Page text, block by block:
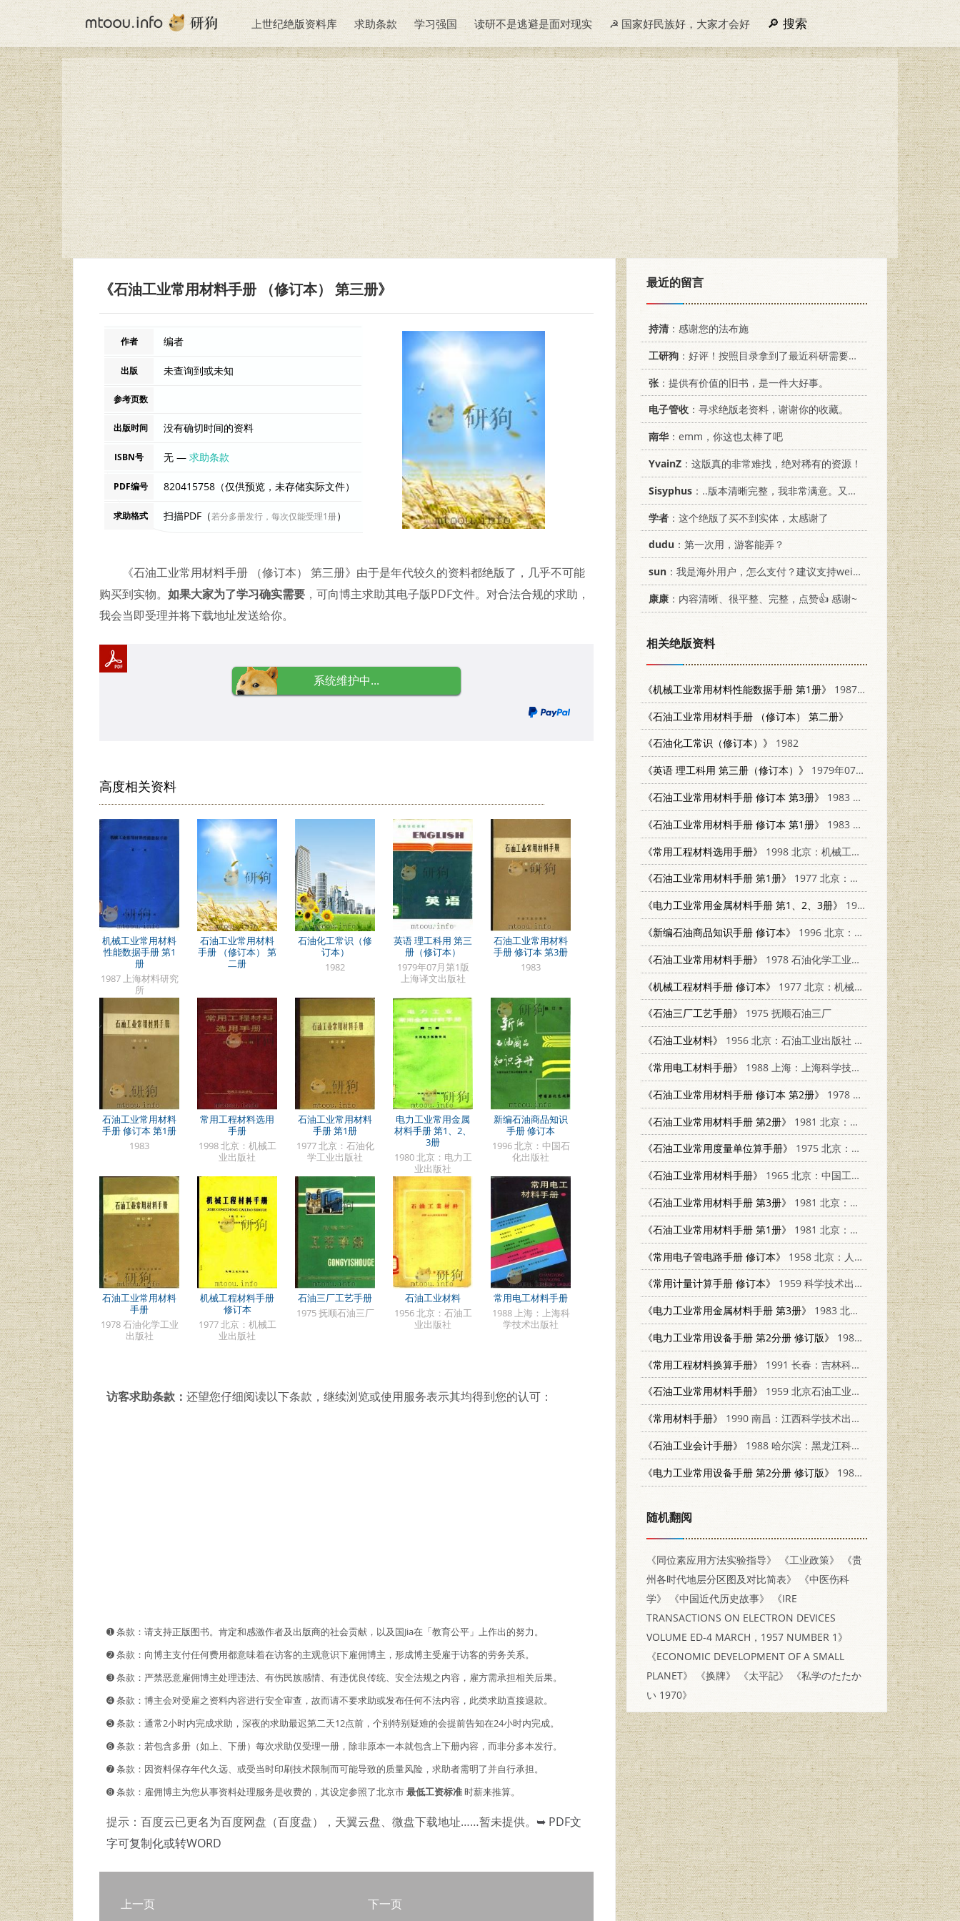
上世纪绝版资料库 求助条款 学习强国 读研不是逃避是面对现实 ☭ 国家好民族好，大家才会好 搜索
《石油工业常用材料手册 （修订本） 第三册》
作者 编者
出版 未查询到或未知
参考页数
出版时间 没有确切时间的资料
ISBN号 无 —求助条款
PDF编号 820415758（仅供预览，未存储实际文件）
求助格式 扫描PDF（若分多册发行，每次仅能受理1册）
《石油工业常用材料手册 （修订本） 第三册》由于是年代较久的资料都绝版了，几乎不可能
购买到实物。 如果大家为了学习确实需要 ，可向博主求助其电子版PDF文件。对合法合规的求助，
我会当即受理并将下载地址发送给你。
系统维护中...
高度相关资料
机械工业常用材料
性能数据手册 第1
册
1987 上海材料研究
所
石油工业常用材料
手册 （修订本） 第
二册
石油化工常识（修
订本）
1982
英语 理工科用 第三
册（修订本）
1979年07月第1版
上海译文出版社
石油工业常用材料
手册 修订本 第3册
1983
石油工业常用材料
手册 修订本 第1册
1983
常用工程材料选用
手册
1998 北京：机械工
业出版社
石油工业常用材料
手册 第1册
1977 北京：石油化
学工业出版社
电力工业常用金属
材料手册 第1、2、
3册
1980 北京：电力工
业出版社
新编石油商品知识
手册 修订本
1996 北京：中国石
化出版社
石油工业常用材料
手册
1978 石油化学工业
出版社
机械工程材料手册
修订本
1977 北京：机械工
业出版社
石油三厂工艺手册
1975 抚顺石油三厂
石油工业材料
1956 北京：石油工
业出版社
常用电工材料手册
1988 上海：上海科
学技术出版社
访客求助条款： 还望您仔细阅读以下条款，继续浏览或使用服务表示其均得到您的认可：
➊️ 条款：请支持正版图书。肯定和感激作者及出版商的社会贡献，以及国Jia在「教育公平」上作出的努力。
➋️️ 条款：向博主支付任何费用都意味着在访客的主观意识下雇佣博主，形成博主受雇于访客的劳务关系。
➌ 条款：严禁恶意雇佣博主处理违法、有伤民族感情、有违优良传统、安全法规之内容，雇方需承担相关后果。
➍ 条款：博主会对受雇之资料内容进行安全审查，故而请不要求助或发布任何不法内容，此类求助直接退款。
➎ 条款：通常2小时内完成求助，深夜的求助最迟第二天12点前，个别特别疑难的会提前告知在24小时内完成。
➏ 条款：若包含多册（如上、下册）每次求助仅受理一册，除非原本一本就包含上下册内容，而非分多本发行。
➐ 条款：因资料保存年代久远、或受当时印刷技术限制而可能导致的质量风险，求助者需明了并自行承担。
➑ 条款：雇佣博主为您从事资料处理服务是收费的，其设定参照了北京市最低工资标准时薪来推算。
提示：百度云已更名为百度网盘（百度盘），天翼云盘、微盘下载地址……暂未提供。 ➥ PDF文
字可复制化或转WORD
上一页 下一页
最近的留言
持清：感谢您的法布施
工研狗 ：好评！按照目录拿到了最近科研需要的材料！
张 ：提供有价值的旧书，是一件大好事。
电子管收 ：寻求绝版老资料，谢谢你的收藏。
南华：emm，你这也太棒了吧
YvainZ ：这版真的非常难找，绝对稀有的资源！
Sisyphus ：..版本清晰完整，我非常满意。又及，这本《话语的真相》...
学者 ：这个绝版了买不到实体，太感谢了
dudu ：第一次用，游客能弄？
sun ：我是海外用户，怎么支付？建议支持weixin支付
康康 ：内容清晰、很平整、完整，点赞👍 感谢~
相关绝版资料
《机械工业常用材料性能数据手册 第1册》
1987 上海材料研究所
《石油工业常用材料手册 （修订本） 第二册》
《石油化工常识（修订本）》
1982
《英语 理工科用 第三册（修订本）》
1979年07月第1版 上海译文出版社
《石油工业常用材料手册 修订本 第3册》
1983 15037·2081
《石油工业常用材料手册 修订本 第1册》
1983 15037·2081
《常用工程材料选用手册》
1998 北京：机械工业出版社 7111058607
《石油工业常用材料手册 第1册》
1977 北京：石油化学工业出版社
《电力工业常用金属材料手册 第1、2、3册》
1980 北京：电力工业出版社
《新编石油商品知识手册 修订本》
1996 北京：中国石化出版社 7800436128
《石油工业常用材料手册》
1978 石油化学工业出版社
《机械工程材料手册 修订本》
1977 北京：机械工业出版社
《石油三厂工艺手册》
1975 抚顺石油三厂
《石油工业材料》
1956 北京：石油工业出版社 15037·84
《常用电工材料手册》
1988 上海：上海科学技术出版社 7532306356
《石油工业常用材料手册 修订本 第2册》
1978 石油化学工业出版社 15063·63
《石油工业常用材料手册 第2册》
1981 北京：石油工业出版社 15063·油63
《石油工业常用度量单位算手册》
1975 北京：石油化学工业出版社
《石油工业常用材料手册》
1965 北京：中国工业出版社 15165·3290(石油190)
《石油工业常用材料手册 第3册》
1981 北京：石油化学工业出版社
《石油工业常用材料手册 第1册》
1981 北京：石油工业出版社
《常用电子管电路手册 修订本》
1958 北京：人民邮电出版社 15045·总718无174
《常用计量计算手册 修订本》
1959 科学技术出版社 1051·110
《电力工业常用金属材料手册 第3册》
1983 北京：水利电力出版社 15143·5039
《电力工业常用设备手册 第2分册 修订版》
1982 北京：电力工业出版社 15036·4259
《常用工程材料换算手册》
1991 长春：吉林科学技术出版社 7538409149
《石油工业常用材料手册》
1959 北京石油工业出版社 15037·658
《常用材料手册》
1990 南昌：江西科学技术出版社 7539002603
《石油工业会计手册》
1988 哈尔滨：黑龙江科学技术出版社 7538805249
《电力工业常用设备手册 第2分册 修订版》
1982 北京：水利电力出版社 151436257
随机翻阅
《同位素应用方法实验指导》 《工业政策》
《贵
州各时代地层分区图及对比简表》
《中医伤科
学》
《中国近代历史故事》
《IRE
TRANSACTIONS ON ELECTRON DEVICES
VOLUME ED-4 MARCH，1957 NUMBER 1》
《ECONOMIC DEVELOPMENT OF A SMALL
PLANET》
《换牌》 《太平記》
《私学のたたか
い 1970》